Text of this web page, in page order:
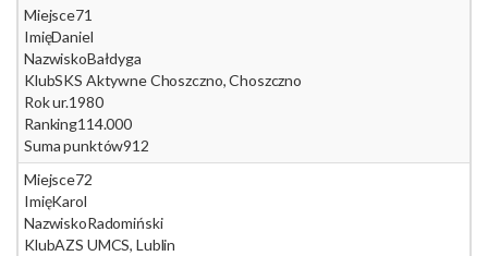
Miejsce71
ImięDaniel
NazwiskoBałdyga
KlubSKS Aktywne Choszczno, Choszczno
Rok ur.1980
Ranking114.000
Suma punktów912
Miejsce72
ImięKarol
NazwiskoRadomiński
KlubAZS UMCS, Lublin